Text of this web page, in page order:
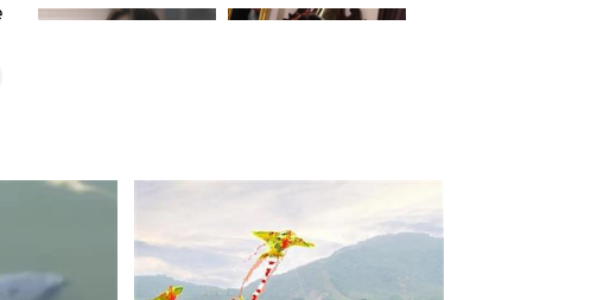
Kết hôn 3 năm, bạn bè
hết mực nhưng sự
thật phía sau khiến tôi
khóc nghẹn
Lấy đàn ông gia
rơi nước mắt nhưng
bất ngờ hành động
của anh